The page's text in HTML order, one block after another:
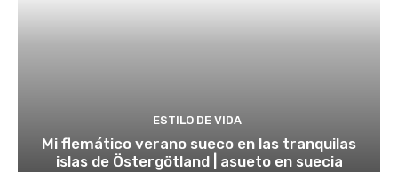
ESTILO DE VIDA
Mi flemático verano sueco en las tranquilas
islas de Östergötland | asueto en suecia